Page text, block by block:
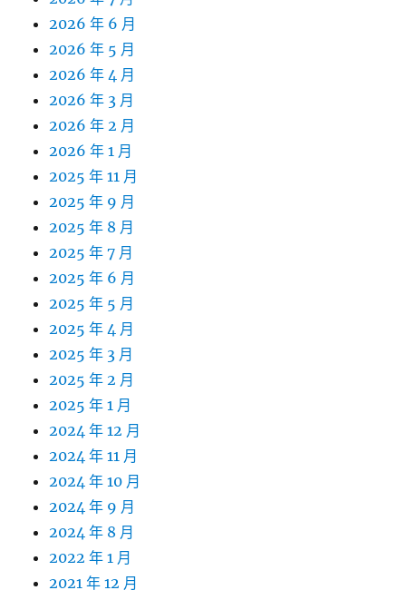
2026 年 6 月
2026 年 5 月
2026 年 4 月
2026 年 3 月
2026 年 2 月
2026 年 1 月
2025 年 11 月
2025 年 9 月
2025 年 8 月
2025 年 7 月
2025 年 6 月
2025 年 5 月
2025 年 4 月
2025 年 3 月
2025 年 2 月
2025 年 1 月
2024 年 12 月
2024 年 11 月
2024 年 10 月
2024 年 9 月
2024 年 8 月
2022 年 1 月
2021 年 12 月